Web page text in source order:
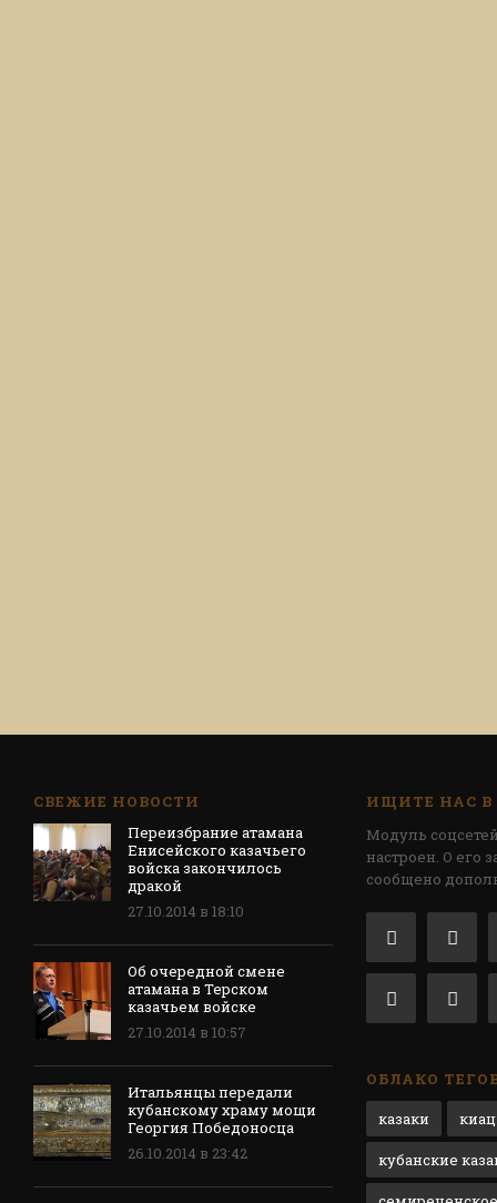
СВЕЖИЕ НОВОСТИ
Переизбрание атамана
Енисейского казачьего
войска закончилось
дракой
27.10.2014 в 18:10
Об очередной смене
атамана в Терском
казачьем войске
27.10.2014 в 10:57
Итальянцы передали
кубанскому храму мощи
Георгия Победоносца
26.10.2014 в 23:42
ИЩИТЕ НАС В
Модуль
настроен. О его
сообщено
ОБЛАКО
казаки
киац
кубанские